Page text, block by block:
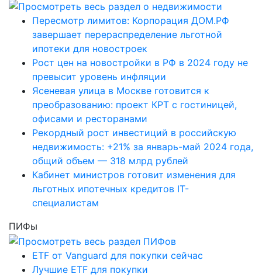
Пересмотр лимитов: Корпорация ДОМ.РФ
завершает перераспределение льготной
ипотеки для новостроек
Рост цен на новостройки в РФ в 2024 году не
превысит уровень инфляции
Ясеневая улица в Москве готовится к
преобразованию: проект КРТ с гостиницей,
офисами и ресторанами
Рекордный рост инвестиций в российскую
недвижимость: +21% за январь-май 2024 года,
общий объем — 318 млрд рублей
Кабинет министров готовит изменения для
льготных ипотечных кредитов IT-
специалистам
ПИФы
ETF от Vanguard для покупки сейчас
Лучшие ETF для покупки